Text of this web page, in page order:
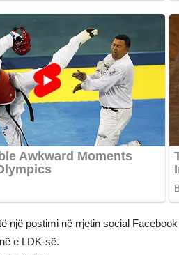
një postimi në rrjetin social
e LDK-së.